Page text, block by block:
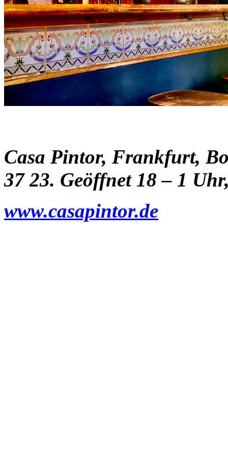
Casa Pintor, Frankfurt,
37 23. Geöffnet 18 – 1
www.casapintor.de